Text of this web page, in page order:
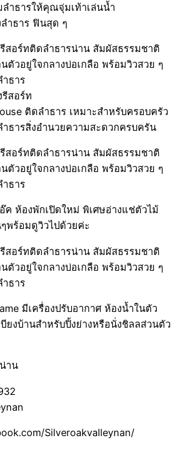
ำธารให้คุณจุ่มเท้าเล่นน้ำ
ำธาร ฟินสุด ๆ
สอร์ทติดลำธารน่าน สัมผัสธรรมชาติ
ตัวอยู่ใจกลางบ่อเกลือ พร้อมวิวสวย ๆ
ธาร
รีสอร์ท
ติดลำธาร เหมาะสำหรับครอบครัว
ธารสิ่งอำนวยความสะดวกครบครัน
สอร์ทติดลำธารน่าน สัมผัสธรรมชาติ
ตัวอยู่ใจกลางบ่อเกลือ พร้อมวิวสวย ๆ
ธาร
ค ห้องพักเปิดใหม่ พิเศษอ่างแช่ตัวไม้
พร้อมดูวิวไปด้วยค่ะ
สอร์ทติดลำธารน่าน สัมผัสธรรมชาติ
ตัวอยู่ใจกลางบ่อเกลือ พร้อมวิวสวย ๆ
ธาร
มีเครื่องปรับอากาศ ห้องน้ำในตัว
ยงบ้านสำหรับปิ้งย่างหรือนั่งชิลลส่วนตัว
าน
Silveroakvalleynan/